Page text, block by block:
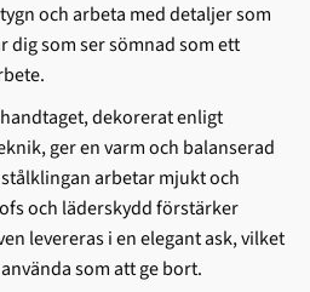
och arbeta med detaljer som
dig som ser sömnad som ett
dekorerat enligt
ger en varm och balanserad
arbetar mjukt och
och läderskydd förstärker
levereras i en elegant ask, vilket
som att ge bort.